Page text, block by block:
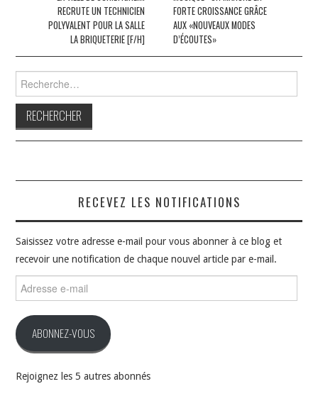
articlesRECRUTE UN TECHNICIEN
POLYVALENT POUR LA SALLE
LA BRIQUETERIE [F/H]
FORTE CROISSANCE GRÂCE
AUX «NOUVEAUX MODES
D’ÉCOUTES»
RECEVEZ LES NOTIFICATIONS
Saisissez votre adresse e-mail pour vous abonner à ce blog et
recevoir une notification de chaque nouvel article par e-mail.
e-
ABONNEZ-VOUS
Rejoignez les 5 autres abonnés